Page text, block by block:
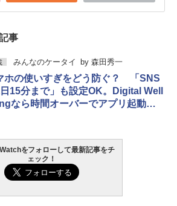
事
みんなのケータイ by 森田秀一
ホの使いすぎをどう防ぐ？ 「SNS
15分まで」も設定OK。Digital Well
なら時間オーバーでアプリ起動不
をフォローして最新記事をチ
ェック！